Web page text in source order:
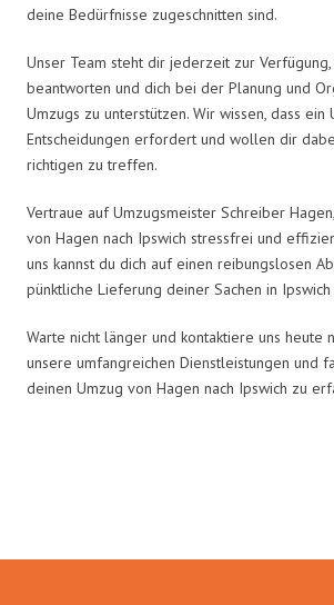
deine Bedürfnisse zugeschnitten sind.
Unser Team steht dir jederzeit zur
beantworten und dich bei der Planung und
Umzugs zu unterstützen. Wir wissen, dass ein
Entscheidungen erfordert und wollen dir
richtigen zu treffen.
Vertraue auf Umzugsmeister Schreiber
von Hagen nach Ipswich stressfrei und
uns kannst du dich auf einen reibungslosen
pünktliche Lieferung deiner Sachen in
Warte nicht länger und kontaktiere uns heute
unsere umfangreichen Dienstleistungen und
deinen Umzug von Hagen nach Ipswich zu